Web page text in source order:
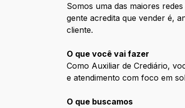
Somos uma das maiores
gente acredita que vender é,
cliente.
O que você vai fazer
Como Auxiliar de Crediário,
e atendimento com foco em
O que buscamos